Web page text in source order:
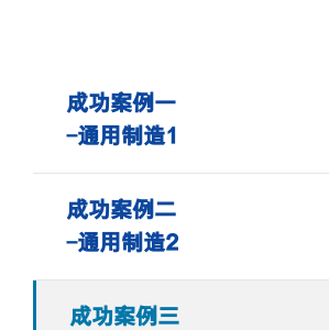
成功案例一
-通用制造1
成功案例二
-通用制造2
成功案例三